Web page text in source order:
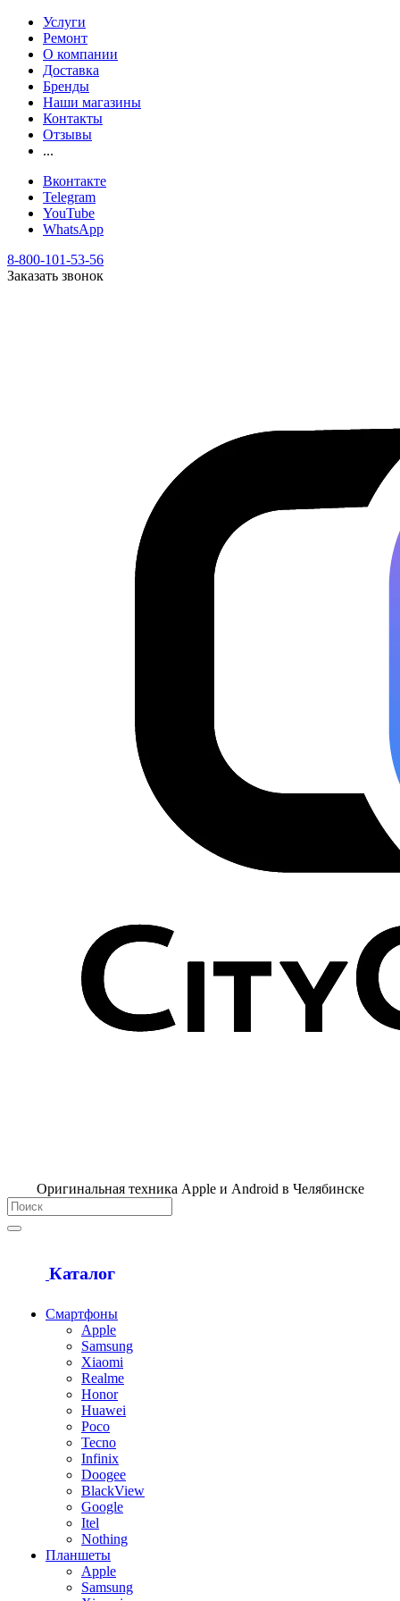
Услуги
Ремонт
О компании
Доставка
Бренды
Наши магазины
Контакты
Отзывы
...
Вконтакте
Telegram
YouTube
WhatsApp
8-800-101-53-56
Заказать звонок
Оригинальная техника Apple и Android в Челябинске
Каталог
Смартфоны
Apple
Samsung
Xiaomi
Realme
Honor
Huawei
Poco
Tecno
Infinix
Doogee
BlackView
Google
Itel
Nothing
Планшеты
Apple
Samsung